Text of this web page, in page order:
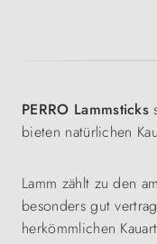
PERRO Lammsticks
bieten natürlichen
Lamm zählt zu den
besonders gut
herkömmlichen